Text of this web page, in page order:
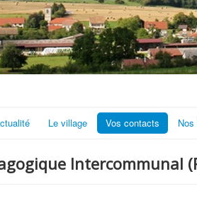
Le village Vos contacts Nos
Intercommunal